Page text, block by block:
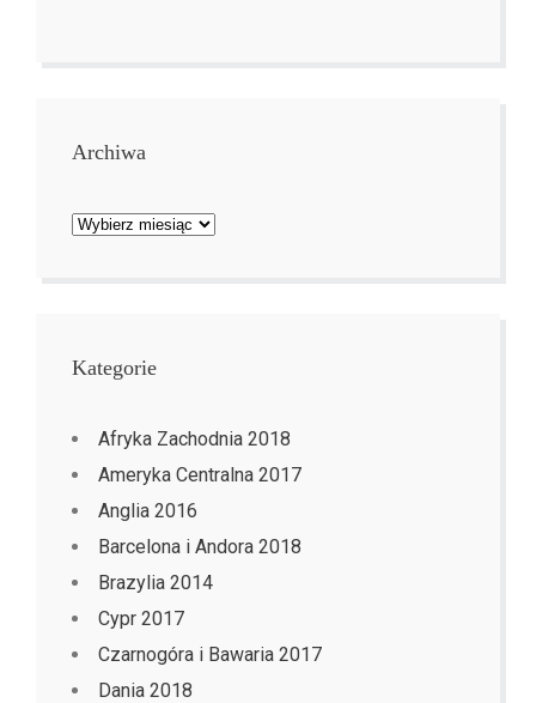
Archiwa
Archiwa
Kategorie
Afryka Zachodnia 2018
Ameryka Centralna 2017
Anglia 2016
Barcelona i Andora 2018
Brazylia 2014
Cypr 2017
Czarnogóra i Bawaria 2017
Dania 2018